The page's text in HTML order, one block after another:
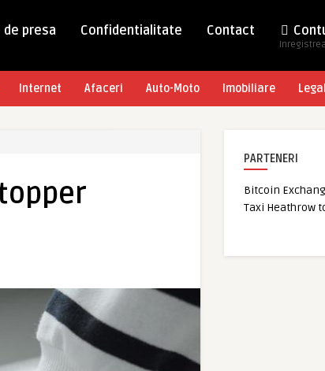
de presa Confidentialitate Contact
Internet Afaceri Auto-Moto Imobiliare Legal
PARTENERI
Bitcoin
Taxi Heathrow